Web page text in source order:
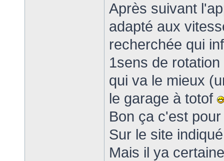
Après suivant
adapté aux
recherchée qui
1sens de
qui va le mieux
le garage à totof
Bon ça c'est
Sur le site
Mais il ya